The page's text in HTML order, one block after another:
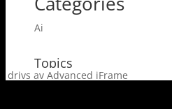
drivs av Advanced iFrame